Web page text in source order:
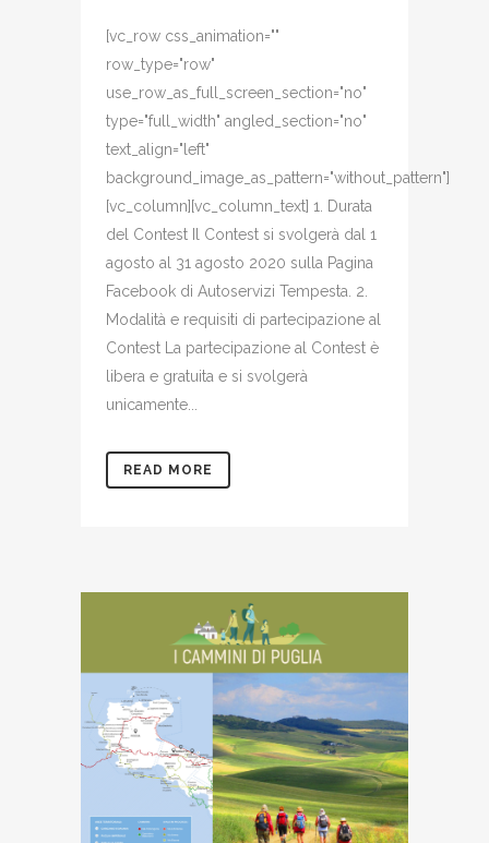
[vc_row css_animation=""
row_type="row"
use_row_as_full_screen_section="no"
type="full_width" angled_section="no"
text_align="left"
background_image_as_pattern="without_pattern"]
[vc_column][vc_column_text] 1. Durata
del Contest Il Contest si svolgerà dal 1
agosto al 31 agosto 2020 sulla Pagina
Facebook di Autoservizi Tempesta. 2.
Modalità e requisiti di partecipazione al
Contest La partecipazione al Contest è
libera e gratuita e si svolgerà
unicamente...
READ MORE